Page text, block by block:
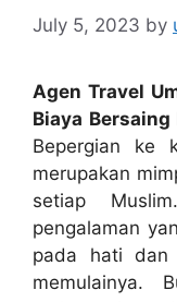
July 5, 2023 by
Agen Travel
Biaya
Bepergian ke
merupakan
setiap
pengalaman
pada hati dan
memulainya.